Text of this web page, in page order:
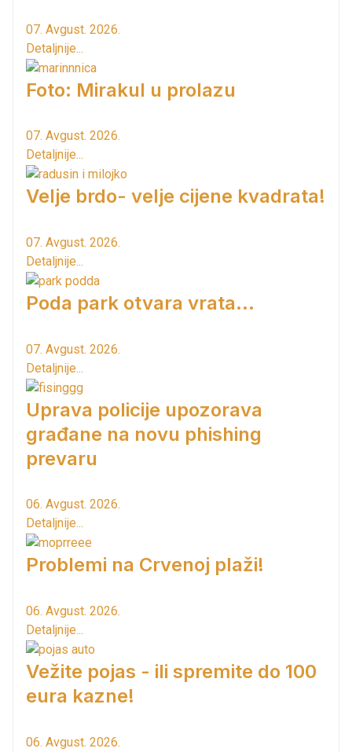
07. Avgust. 2026.
Detaljnije...
Foto: Mirakul u prolazu
07. Avgust. 2026.
Detaljnije...
Velje brdo- velje cijene kvadrata!
07. Avgust. 2026.
Detaljnije...
Poda park otvara vrata...
07. Avgust. 2026.
Detaljnije...
Uprava policije upozorava
građane na novu phishing
prevaru
06. Avgust. 2026.
Detaljnije...
Problemi na Crvenoj plaži!
06. Avgust. 2026.
Detaljnije...
Vežite pojas - ili spremite do 100
eura kazne!
06. Avgust. 2026.